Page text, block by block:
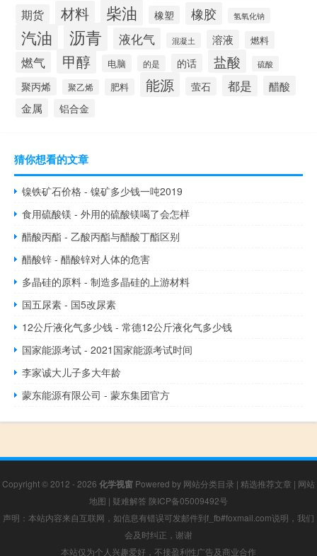
期货 材料 柴油 橡塑 橡胶 氢氧化钠
汽油 沥青 液化气 混凝土 溶液 燃料
燃气 甲醇 电脑 的是 的话 盐酸 硫酸
聚丙烯 聚乙烯 肥料 能源 萤石 都是 醋酸
金属 铝合金
猜你想看的文章
镍铁矿石价格 - 镍矿多少钱一吨2019
食用硫酸镁 - 外用的硫酸镁喝了会怎样
醋酸丙酯 - 乙酸丙酯与醋酸丁酯区别
醋酸锌 - 醋酸锌对人体的危害
多晶硅的原料 - 制造多晶硅的上游材料
国五尿素 - 国5改尿素
12公斤液化气多少钱 - 常德12公斤液化气多少钱
国家能源考试 - 2021国家能源考试时间
李家诚大儿子多大年龄
蒙东能源有限公司 - 蒙东集团官方
Copyright © 2012 - 2026 化学视窗 Powered by 网站分类目录 | 精选推荐文章 | 网站
地图 | 疑难解答 陕ICP备05009492号
声明：本站内容来自互联网，如信息有错误可发邮件到f_fb#foxmail.com说明，我们
会及时纠正，谢谢
本站仅为个人兴趣爱好，不接盈利性广告及商业合作